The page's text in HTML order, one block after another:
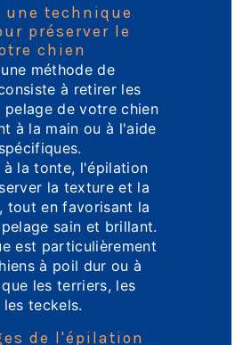
technique
préserver le
chien
méthode de
à retirer les
de votre chien
à la main ou à l'aide
à la tonte, l'épilation
la texture et la
tout en favorisant la
sain et brillant.
est particulièrement
à poil dur ou à
les terriers, les
teckels.
de l'épilation